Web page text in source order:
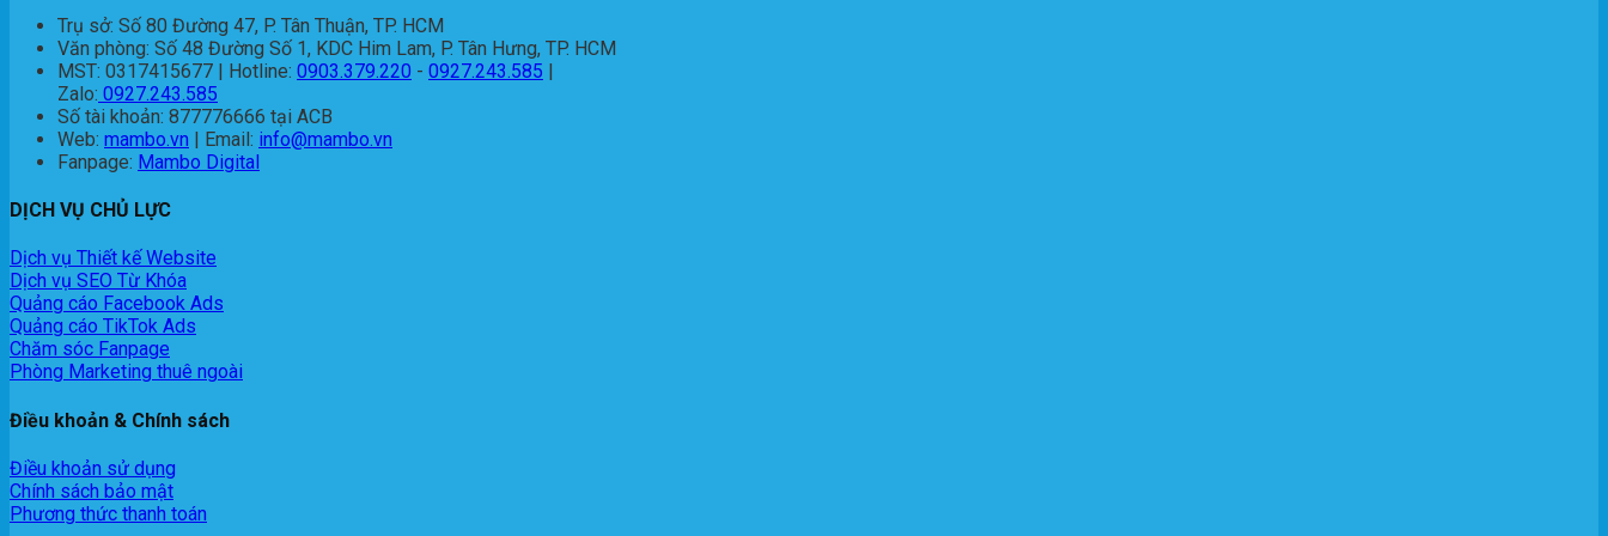
Trụ sở: Số 80 Đường 47, P. Tân Thuận, TP. HCM
Văn phòng: Số 48 Đường Số 1, KDC Him Lam, P. Tân Hưng, TP. HCM
MST: 0317415677 | Hotline: 0903.379.220 - 0927.243.585 |
Zalo: 0927.243.585
Số tài khoản: 877776666 tại ACB
Web: mambo.vn | Email: info@mambo.vn
Fanpage: Mambo Digital
DỊCH VỤ CHỦ LỰC
Dịch vụ Thiết kế Website
Dịch vụ SEO Từ Khóa
Quảng cáo Facebook Ads
Quảng cáo TikTok Ads
Chăm sóc Fanpage
Phòng Marketing thuê ngoài
Điều khoản & Chính sách
Điều khoản sử dụng
Chính sách bảo mật
Phương thức thanh toán